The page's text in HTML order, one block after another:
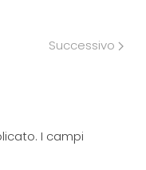
Successivo
I campi